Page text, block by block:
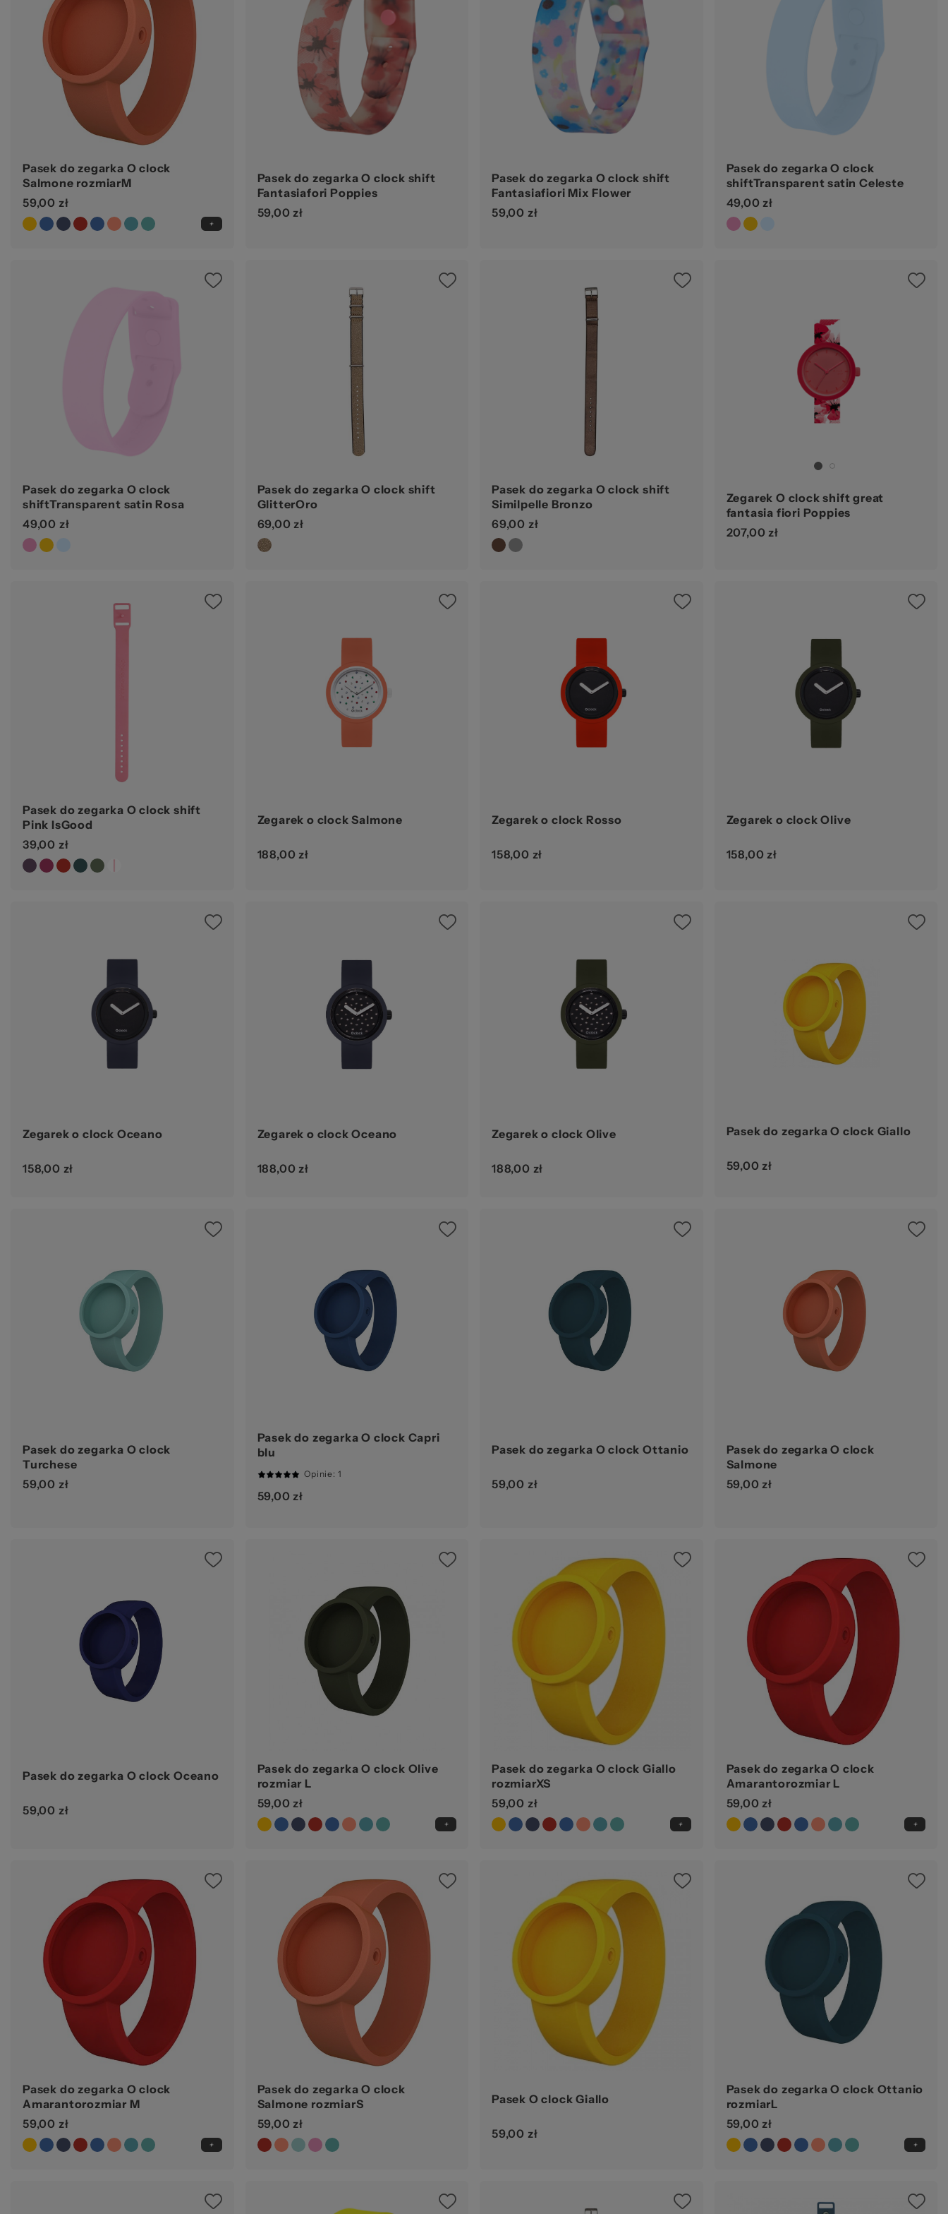
Pasek do zegarka O clock
Salmone rozmiarM
59,00 zł
Pasek do zegarka O clock shift
Fantasiafori Poppies
59,00 zł
Pasek do zegarka O clock shift
Fantasiafiori Mix Flower
59,00 zł
Pasek do zegarka O clock
shiftTransparent satin Celeste
49,00 zł
Pasek do zegarka O clock
shiftTransparent satin Rosa
49,00 zł
Pasek do zegarka O clock shift
GlitterOro
69,00 zł
Pasek do zegarka O clock shift
Similpelle Bronzo
69,00 zł
Zegarek O clock shift great
fantasia fiori Poppies
207,00 zł
Pasek do zegarka O clock shift
Pink IsGood
39,00 zł
Zegarek o clock Salmone
188,00 zł
Zegarek o clock Rosso
158,00 zł
Zegarek o clock Olive
158,00 zł
Zegarek o clock Oceano
158,00 zł
Zegarek o clock Oceano
188,00 zł
Zegarek o clock Olive
188,00 zł
Pasek do zegarka O clock Giallo
59,00 zł
Pasek do zegarka O clock
Turchese
59,00 zł
Pasek do zegarka O clock Capri
blu
Opinie: 1
59,00 zł
Pasek do zegarka O clock Ottanio
59,00 zł
Pasek do zegarka O clock
Salmone
59,00 zł
Pasek do zegarka O clock Oceano
59,00 zł
Pasek do zegarka O clock Olive
rozmiar L
59,00 zł
Pasek do zegarka O clock Giallo
rozmiarXS
59,00 zł
Pasek do zegarka O clock
Amarantorozmiar L
59,00 zł
Pasek do zegarka O clock
Amarantorozmiar M
59,00 zł
Pasek do zegarka O clock
Salmone rozmiarS
59,00 zł
Pasek O clock Giallo
59,00 zł
Pasek do zegarka O clock Ottanio
rozmiarL
59,00 zł